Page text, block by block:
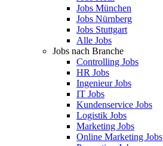
Jobs München
Jobs Nürnberg
Jobs Stuttgart
Alle Jobs
Jobs nach Branche
Controlling Jobs
HR Jobs
Ingenieur Jobs
IT Jobs
Kundenservice Jobs
Logistik Jobs
Marketing Jobs
Online Marketing Jobs